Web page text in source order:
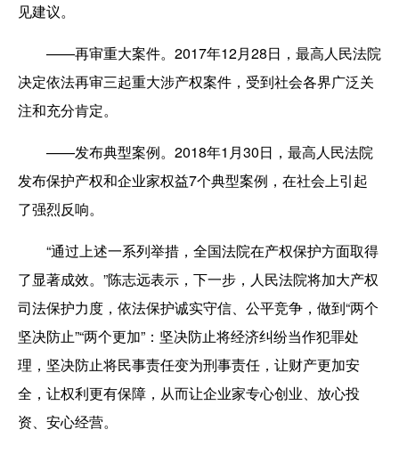
见建议。
——再审重大案件。2017年12月28日，最高人民法院
决定依法再审三起重大涉产权案件，受到社会各界广泛关
注和充分肯定。
——发布典型案例。2018年1月30日，最高人民法院
发布保护产权和企业家权益7个典型案例，在社会上引起
了强烈反响。
“通过上述一系列举措，全国法院在产权保护方面取得
了显著成效。”陈志远表示，下一步，人民法院将加大产权
司法保护力度，依法保护诚实守信、公平竞争，做到“两个
坚决防止”“两个更加”：坚决防止将经济纠纷当作犯罪处
理，坚决防止将民事责任变为刑事责任，让财产更加安
全，让权利更有保障，从而让企业家专心创业、放心投
资、安心经营。